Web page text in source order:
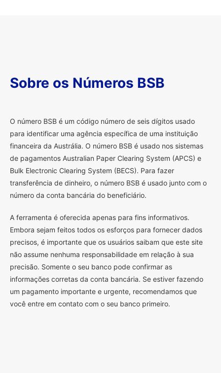
Sobre os Números BSB
O número BSB é um código número de seis dígitos usado
para identificar uma agência específica de uma instituição
financeira da Austrália. O número BSB é usado nos sistemas
de pagamentos Australian Paper Clearing System (APCS) e
Bulk Electronic Clearing System (BECS). Para fazer
transferência de dinheiro, o número BSB é usado junto com o
número da conta bancária do beneficiário.
A ferramenta é oferecida apenas para fins informativos.
Embora sejam feitos todos os esforços para fornecer dados
precisos, é importante que os usuários saibam que este site
não assume nenhuma responsabilidade em relação à sua
precisão. Somente o seu banco pode confirmar as
informações corretas da conta bancária. Se estiver fazendo
um pagamento importante e urgente, recomendamos que
você entre em contato com o seu banco primeiro.